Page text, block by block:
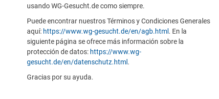
usando WG-Gesucht.de como siempre.
Puede encontrar nuestros Términos y Condiciones Generales
aquí: https://www.wg-gesucht.de/en/agb.html . En la
siguiente página se ofrece más información sobre la
protección de datos: https://www.wg-
gesucht.de/en/datenschutz.html .
Gracias por su ayuda.